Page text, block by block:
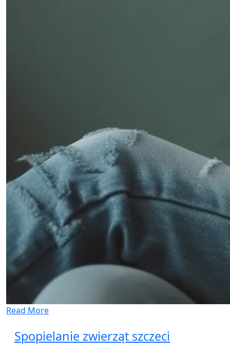
Read More
Spopielanie zwierząt szczeci